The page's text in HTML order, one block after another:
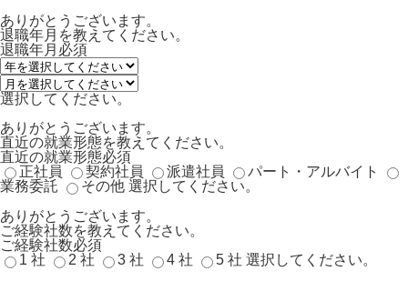
ありがとうございます。
退職年月を教えてください。
退職年月 必須
選択してください。
ありがとうございます。
直近の就業形態を教えてください。
直近の就業形態必須
正社員
契約社員 派遣社員
パート・アルバイト
業務委託
その他 選択してください。
ありがとうございます。
ご経験社数を教えてください。
ご経験社数必須
1 社
2 社 3 社 4 社 5 社 選択してください。